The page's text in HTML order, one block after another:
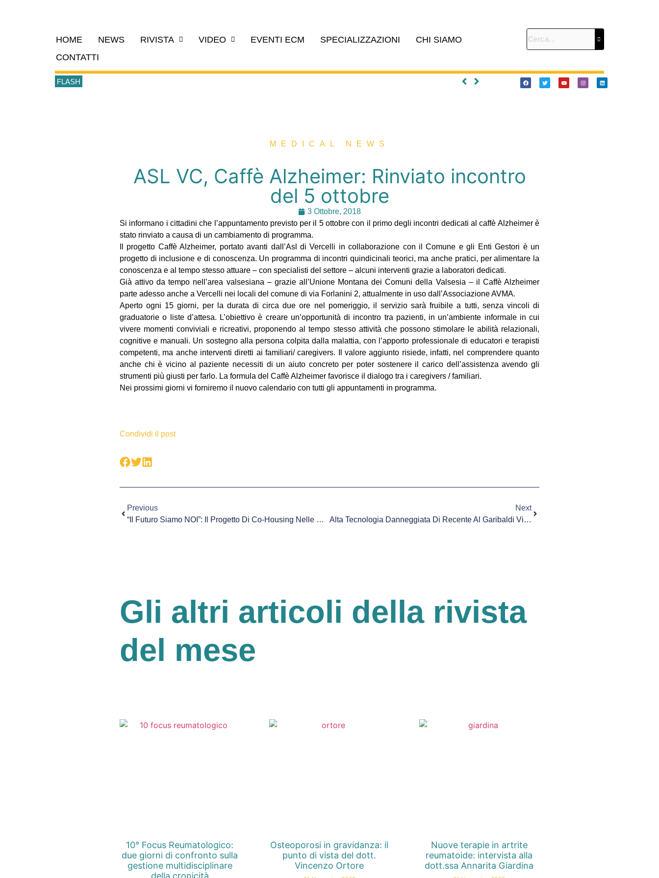
HOME NEWS RIVISTA VIDEO EVENTI ECM SPECIALIZZAZIONI
CHI SIAMO
CONTATTI
FLASH
MEDICAL NEWS
ASL VC, Caffè Alzheimer: Rinviato incontro
del 5 ottobre
3 Ottobre, 2018
Si informano i cittadini che l’appuntamento previsto per il 5 ottobre con il primo degli incontri dedicati al caffè Alzheimer è
stato rinviato a causa di un cambiamento di programma.
Il progetto Caffè Alzheimer, portato avanti dall’Asl di Vercelli in collaborazione con il Comune e gli Enti Gestori è un
progetto di inclusione e di conoscenza. Un programma di incontri quindicinali teorici, ma anche pratici, per alimentare la
conoscenza e al tempo stesso attuare – con specialisti del settore – alcuni interventi grazie a laboratori dedicati.
Già attivo da tempo nell’area valsesiana – grazie all’Unione Montana dei Comuni della Valsesia – il Caffè Alzheimer
parte adesso anche a Vercelli nei locali del comune di via Forlanini 2, attualmente in uso dall’Associazione AVMA.
Aperto ogni 15 giorni, per la durata di circa due ore nel pomeriggio, il servizio sarà fruibile a tutti, senza vincoli di
graduatorie o liste d’attesa. L’obiettivo è creare un’opportunità di incontro tra pazienti, in un’ambiente informale in cui
vivere momenti conviviali e ricreativi, proponendo al tempo stesso attività che possono stimolare le abilità relazionali,
cognitive e manuali. Un sostegno alla persona colpita dalla malattia, con l’apporto professionale di educatori e terapisti
competenti, ma anche interventi diretti ai familiari/ caregivers. Il valore aggiunto risiede, infatti, nel comprendere quanto
anche chi è vicino al paziente necessiti di un aiuto concreto per poter sostenere il carico dell’assistenza avendo gli
strumenti più giusti per farlo. La formula del Caffè Alzheimer favorisce il dialogo tra i caregivers / familiari.
Nei prossimi giorni vi forniremo il nuovo calendario con tutti gli appuntamenti in programma.
Condividi il post
Previous
“Il Futuro Siamo NOI”: Il Progetto Di Co-Housing Nelle Colline Dell’Albegna
Next
Alta Tecnologia Danneggiata Di Recente Al Garibaldi Viene Ripristinata
Gli altri articoli della rivista
del mese
10° Focus Reumatologico:
due giorni di confronto sulla
gestione multidisciplinare
della cronicità
Osteoporosi in gravidanza: il
punto di vista del dott.
Vincenzo Ortore
Nuove terapie in artrite
reumatoide: intervista alla
dott.ssa Annarita Giardina